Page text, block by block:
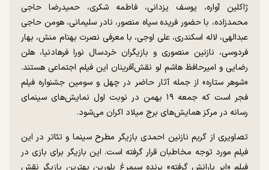
ژاکلین آواره، یوسف یزدانی، فاطمه شکری، حمیدرضا حاجی
محمدزاده، با حضور فریده سپاه منصور، نادر سلیمانی، هومن حاجی
عبدالهی، لاله اسکندری، علی اوجی، با معرفی نصرت بهنام منش، بهار
فردوسی، نازنین منصوری و بازیگران خردسال نورا فرهادنیا، هلن
رضایی و امیرحافظ هاشم لو نقش‌آفرینان این فیلم اجتماعی هستند.
«شوهر ستاره» از جمله آثار حاضر در چهل و سومین جشنواره فیلم
فجر است که جمعه ۱۹ بهمن در نوبت اول نمایش‌های سینمای
رسانه در مرکز همایش‌های برج میلاد اکران می‌شود.
تصاویری از گریم نازنین احمدی بازیگر مطرح سینما و تئاتر در این
فیلم مورد توجه مخاطبان قرار گرفته است. این بازیگر برای بازی در
فیلم «ابر بارانش گرفته» برنده سیمرغ بلورین بهترین بازیگر نقش